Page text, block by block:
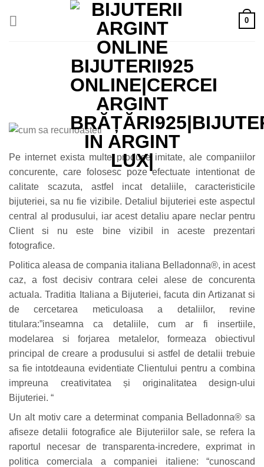
0
Pe internet exista multe produse imitate, ale companiilor
concurente, care folosesc poze efectuate intentionat de
calitate scazuta, astfel incat detaliile, caracteristicile
bijuteriei, sa nu fie vizibile. Detaliul bijuteriei este aspectul
central al produsului, iar acest detaliu apare neclar pentru
Client si nu este bine vizibil in aceste prezentari
fotografice.
Politica aleasa de compania italiana Belladonna®, in acest
caz, a fost decisiv contrara celei alese de concurenta
actuala. Traditia Italiana a Bijuteriei, facuta din Artizanat si
de cercetarea meticuloasa a detaliilor, revine
titulara:”inseamna ca detaliile, cum ar fi insertiile,
modelarea si forjarea metalelor, formeaza obiectivul
principal de creare a produsului si astfel de detalii trebuie
sa fie intotdeauna evidentiate Clientului pentru a combina
impreuna creativitatea și originalitatea design-ului
Bijuteriei. “
Un alt motiv care a determinat compania Belladonna® sa
afiseze detalii fotografice ale Bijuteriilor sale, se refera la
raportul necesar de transparenta-incredere, exprimat in
politica comerciala a companiei italiene: “cunoscand